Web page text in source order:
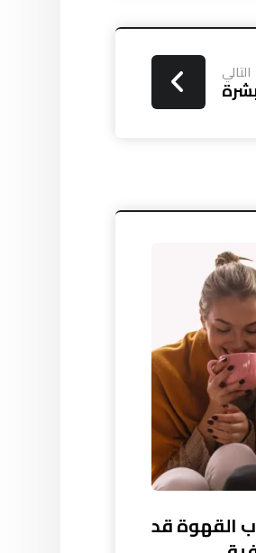
التالي
القهوة قد